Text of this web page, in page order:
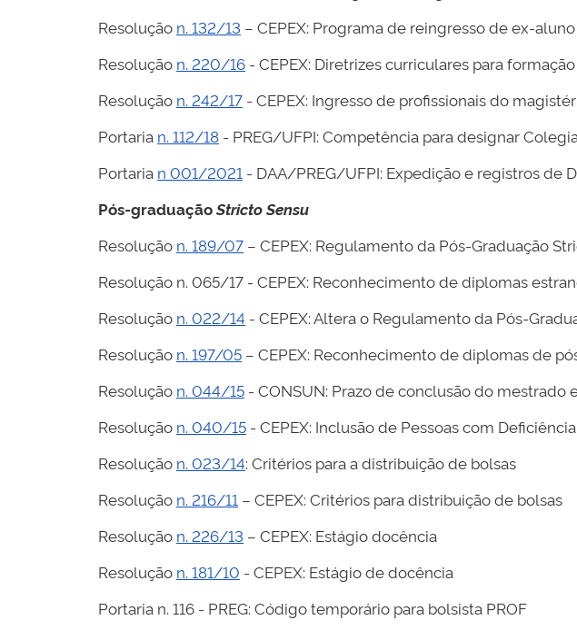
Resolução n. 132/13 – CEPEX: Programa de reingresso de ex-aluno
Resolução n. 220/16 - CEPEX: Diretrizes curriculares para
Resolução n. 242/17 - CEPEX: Ingresso de profissionais do
Portaria n. 112/18 - PREG/UFPI: Competência para designar
Portaria n 001/2021 - DAA/PREG/UFPI: Expedição e registros de
Pós-graduaçãoStricto Sensu
Resolução n. 189/07 – CEPEX: Regulamento da Pós-Graduação
Resolução n. 065/17 - CEPEX: Reconhecimento de diplomas
Resolução n. 022/14 - CEPEX: Altera o Regulamento da Pós-
Resolução n. 197/05 – CEPEX: Reconhecimento de diplomas de
Resolução n. 044/15 - CONSUN: Prazo de conclusão do mestrado
Resolução n. 040/15 - CEPEX: Inclusão de Pessoas com
Resolução n. 023/14: Critérios para a distribuição de bolsas
Resolução n. 216/11 – CEPEX: Critérios para distribuição de bolsas
Resolução n. 226/13 – CEPEX: Estágio docência
Resolução n. 181/10 - CEPEX: Estágio de docência
Portaria n. 116 - PREG: Código temporário para bolsista PROF